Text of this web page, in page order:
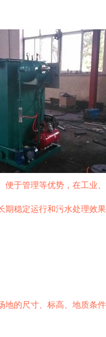
于管理等优势，在工
稳定运行和污水处理效
的尺寸、标高、地质